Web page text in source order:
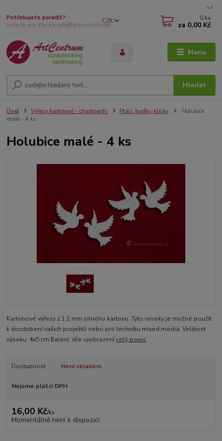
Menu
CZK
Hledat
Potřebujete poradit?
Jsme tu pro Vás na info@artcentrum.net
0 ks
za 0,00 Kč
Úvod Výřezy kartonové - chipboards Ptáci, budky, klícky
Holubice
malé - 4 ks
Holubice malé - 4 ks
Kartonové výřezy z 1,2 mm silného kartonu. Tyto výseky je možné použít
k dozdobení vašich projektů nebo pro techniku mixed media. Velikost
výseku: 4x5 cm Balení: dle vyobrazení celý popis
Dostupnost Není skladem
Nejsme plátci DPH
16,00 Kč/ks
Momentálně není k dispozici